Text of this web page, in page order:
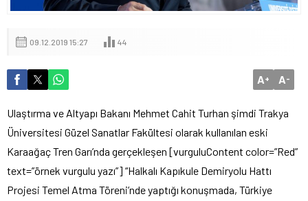
09.12.2019 15:27 44
A+ A-
Ulaştırma ve Altyapı Bakanı Mehmet Cahit Turhan şimdi Trakya
Üniversitesi Güzel Sanatlar Fakültesi olarak kullanılan eski
Karaağaç Tren Garı’nda gerçekleşen [vurguluContent color=”Red”
text=”örnek vurgulu yazı”] “Halkalı Kapıkule Demiryolu Hattı
Projesi Temel Atma Töreni’nde yaptığı konuşmada, Türkiye